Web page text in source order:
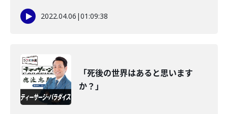
2022.04.06 |01:09:38
「死後の世界はあると思います
か？」